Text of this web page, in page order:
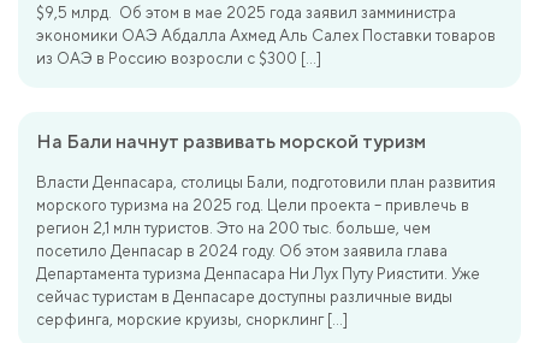
$9,5 млрд. Об этом в мае 2025 года заявил замминистра
экономики ОАЭ Абдалла Ахмед Аль Салех Поставки товаров
из ОАЭ в Россию возросли с $300 […]
На Бали начнут развивать морской туризм
Власти Денпасара, столицы Бали, подготовили план развития
морского туризма на 2025 год. Цели проекта – привлечь в
регион 2,1 млн туристов. Это на 200 тыс. больше, чем
посетило Денпасар в 2024 году. Об этом заявила глава
Департамента туризма Денпасара Ни Лух Путу Риястити. Уже
сейчас туристам в Денпасаре доступны различные виды
серфинга, морские круизы, снорклинг […]